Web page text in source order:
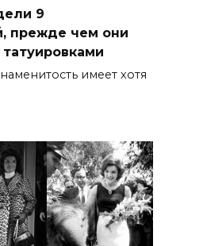
9
прежде чем они
имеет хотя